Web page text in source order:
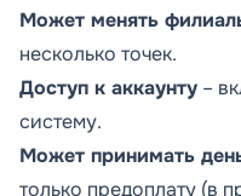
Может менять
несколько точек.
Доступ к аккаунту –
систему.
Может принимать
только предоплату (в